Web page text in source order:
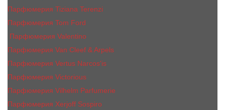
Парфюмерия Tiziana Terenzi
Парфюмерия Tom Ford
Парфюмерия Valentino
Парфюмерия Van Cleef & Arpels
Парфюмерия Vertus Narcos'is
Парфюмерия Victorious
Парфюмерия Vilhelm Parfumerie
Парфюмерия Xerjoff Sospiro